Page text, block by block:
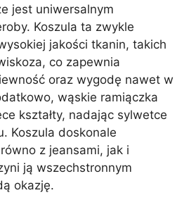
jest uniwersalnym
Koszula ta zwykle
jakości tkanin, takich
co zapewnia
oraz wygodę nawet w
wąskie ramiączka
kształty, nadając sylwetce
Koszula doskonale
z jeansami, jak i
ją wszechstronnym
okazję.